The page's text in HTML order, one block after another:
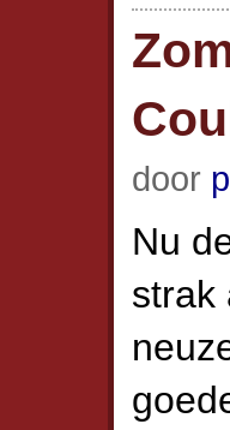
door
Nu
strak